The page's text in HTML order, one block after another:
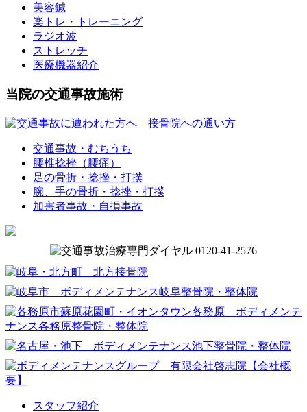
美容鍼
楽トレ・トレーニング
ラジオ波
ストレッチ
医療機器紹介
当院の交通事故施術
交通事故・むちうち
腰椎捻挫（腰痛）
足の骨折・捻挫・打撲
腕、手の骨折・捻挫・打撲
加害者事故・自損事故
スタッフ紹介